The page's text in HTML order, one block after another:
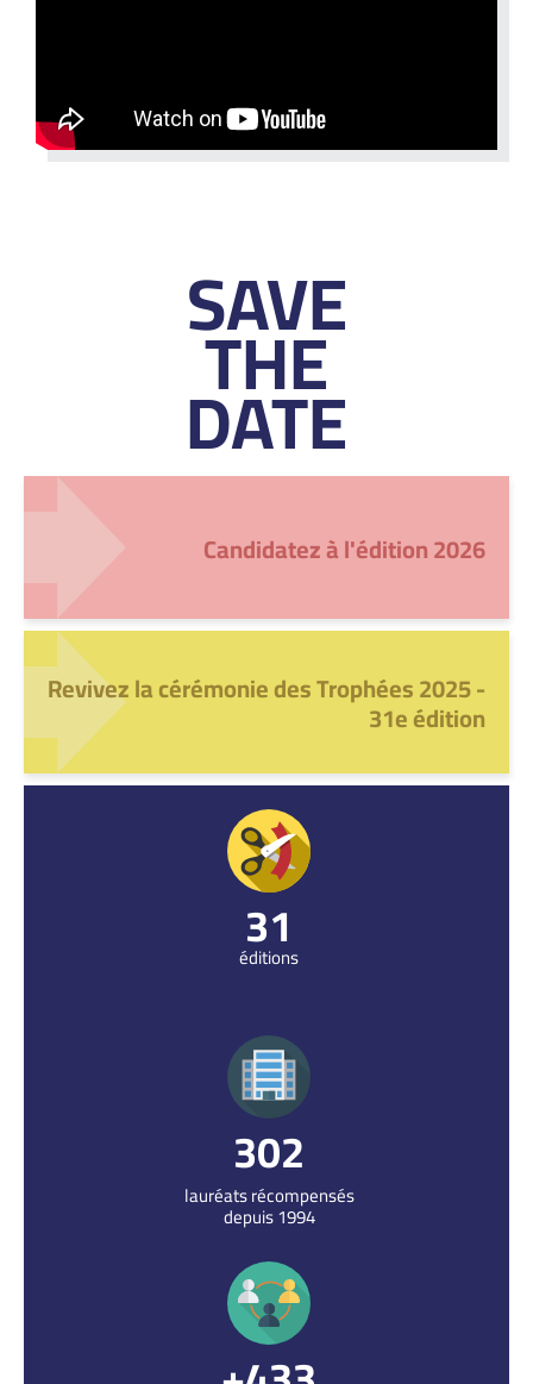
SAVE
THE
DATE
Candidatez à l'édition 2026
Revivez la cérémonie des Trophées 2025 -
31e édition
31
éditions
316
lauréats récompensés
depuis 1994